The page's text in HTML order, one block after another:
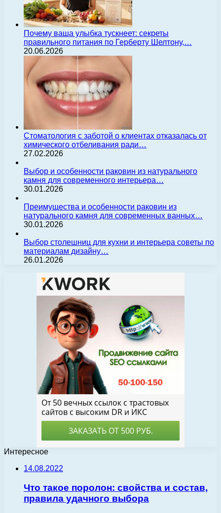
Почему ваша улыбка тускнеет: секреты
правильного питания по Герберту Шелтону,…
20.06.2026
Стоматология с заботой о клиентах отказалась от
химического отбеливания ради…
27.02.2026
Выбор и особенности раковин из натурального
камня для современного интерьера…
30.01.2026
Преимущества и особенности раковин из
натурального камня для современных ванных…
30.01.2026
Выбор столешниц для кухни и интерьера советы по
материалам дизайну…
26.01.2026
Интересное
14.08.2022
Что такое поролон: свойства и состав,
правила удачного выбора